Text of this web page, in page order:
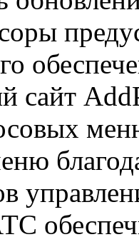
сайт